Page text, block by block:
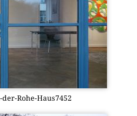
Rohe-Haus7452